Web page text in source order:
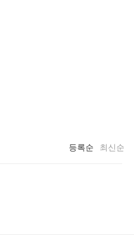
등록순 최신순